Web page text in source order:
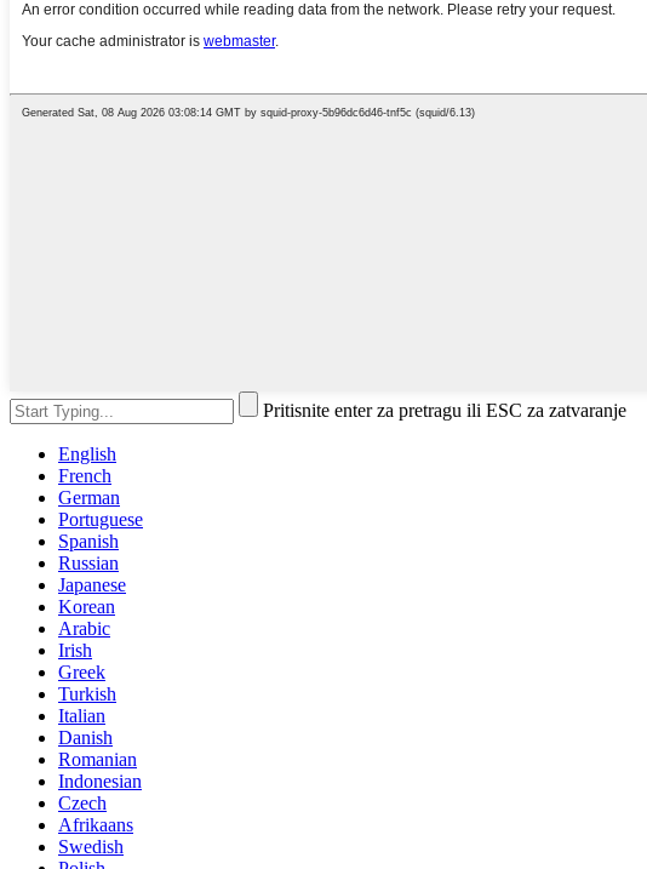
Pritisnite enter za pretragu ili ESC za zatvaranje
English
French
German
Portuguese
Spanish
Russian
Japanese
Korean
Arabic
Irish
Greek
Turkish
Italian
Danish
Romanian
Indonesian
Czech
Afrikaans
Swedish